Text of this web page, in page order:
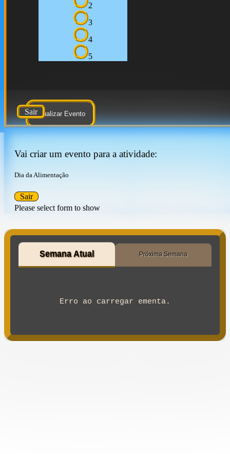
2
3
4
5
Atualizar Evento
Sair
Vai criar um evento para a atividade:
Dia da Alimentação
Please select form to show
Sair
Semana Atual Próxima Semana
Erro ao carregar ementa.